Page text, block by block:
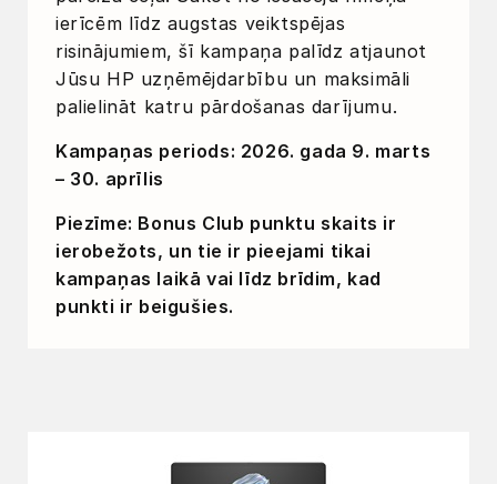
ierīcēm līdz augstas veiktspējas
risinājumiem, šī kampaņa palīdz atjaunot
Jūsu HP uzņēmējdarbību un maksimāli
palielināt katru pārdošanas darījumu.
Kampaņas periods: 2026. gada 9. marts
– 30. aprīlis
Piezīme: Bonus Club punktu skaits ir
ierobežots, un tie ir pieejami tikai
kampaņas laikā vai līdz brīdim, kad
punkti ir beigušies.